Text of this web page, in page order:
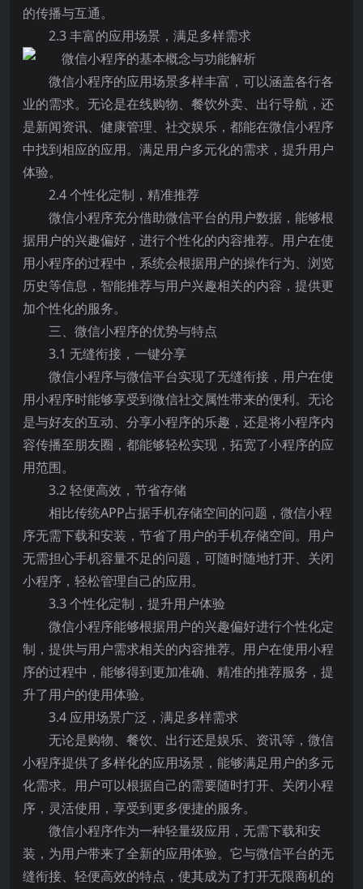
的传播与互通。
2.3 丰富的应用场景，满足多样需求
微信小程序的应用场景多样丰富，可以涵盖各行各
业的需求。无论是在线购物、餐饮外卖、出行导航，还
是新闻资讯、健康管理、社交娱乐，都能在微信小程序
中找到相应的应用。满足用户多元化的需求，提升用户
体验。
2.4 个性化定制，精准推荐
微信小程序充分借助微信平台的用户数据，能够根
据用户的兴趣偏好，进行个性化的内容推荐。用户在使
用小程序的过程中，系统会根据用户的操作行为、浏览
历史等信息，智能推荐与用户兴趣相关的内容，提供更
加个性化的服务。
三、微信小程序的优势与特点
3.1 无缝衔接，一键分享
微信小程序与微信平台实现了无缝衔接，用户在使
用小程序时能够享受到微信社交属性带来的便利。无论
是与好友的互动、分享小程序的乐趣，还是将小程序内
容传播至朋友圈，都能够轻松实现，拓宽了小程序的应
用范围。
3.2 轻便高效，节省存储
相比传统APP占据手机存储空间的问题，微信小程
序无需下载和安装，节省了用户的手机存储空间。用户
无需担心手机容量不足的问题，可随时随地打开、关闭
小程序，轻松管理自己的应用。
3.3 个性化定制，提升用户体验
微信小程序能够根据用户的兴趣偏好进行个性化定
制，提供与用户需求相关的内容推荐。用户在使用小程
序的过程中，能够得到更加准确、精准的推荐服务，提
升了用户的使用体验。
3.4 应用场景广泛，满足多样需求
无论是购物、餐饮、出行还是娱乐、资讯等，微信
小程序提供了多样化的应用场景，能够满足用户的多元
化需求。用户可以根据自己的需要随时打开、关闭小程
序，灵活使用，享受到更多便捷的服务。
微信小程序作为一种轻量级应用，无需下载和安
装，为用户带来了全新的应用体验。它与微信平台的无
缝衔接、轻便高效的特点，使其成为了打开无限商机的